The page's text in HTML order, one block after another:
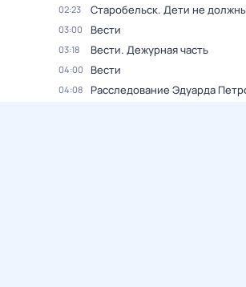
02:23 Старобельск. Дети не
03:00 Вести
03:18 Вести. Дежурная часть
04:00 Вести
04:08 Расследование Эдуарда